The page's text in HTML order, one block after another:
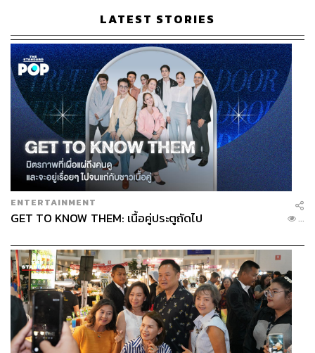
LATEST STORIES
ENTERTAINMENT
GET TO KNOW THEM: เนื้อคู่ประตูถัดไป ...